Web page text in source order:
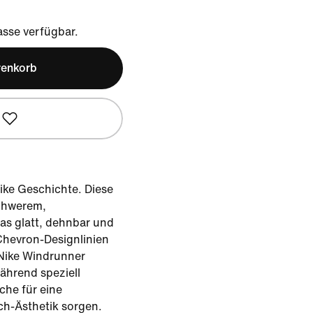
verfügbar.
Geschichte. Diese
glatt, dehnbar und
Designlinien
Windrunner
speziell
für eine
Ästhetik sorgen.